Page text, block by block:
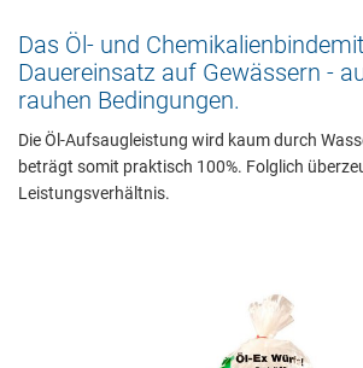
Das Öl- und
Dauereinsatz auf Gewässern -
rauhen Bedingungen.
Die Öl-Aufsaugleistung wird kaum durch
beträgt somit praktisch 100%. Folglich
Leistungsverhältnis.